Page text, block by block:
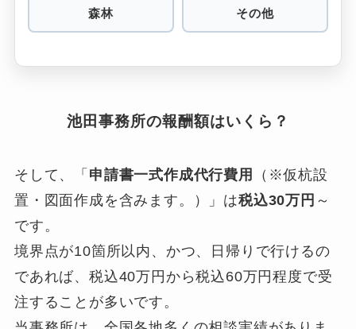
森林 その他
池田事務所の報酬額はいくら？
そして、「 申請書一式作成代行費用
（※仮杭設
置・図面作成を含みます。）」は税込30万円 ～
です。
境界点が10箇所以内、かつ、日帰りで行けるの
であれば、税込40万円から税込60万円程度で受
注することが多いです。